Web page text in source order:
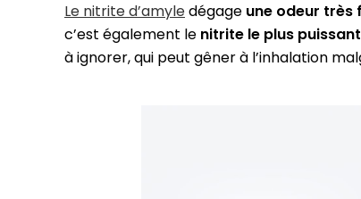
Le nitrite d’amyledégage une odeur très
c’est également le nitrite le plus puissant
à ignorer, qui peut gêner à l’inhalation